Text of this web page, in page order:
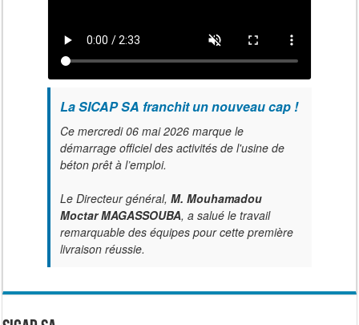
La SICAP SA franchit un nouveau cap !
Ce mercredi 06 mai 2026 marque le
démarrage officiel des activités de l'usine de
béton prêt à l’emploi.
Le Directeur général, M. Mouhamadou
Moctar MAGASSOUBA, a salué le travail
remarquable des équipes pour cette première
livraison réussie.